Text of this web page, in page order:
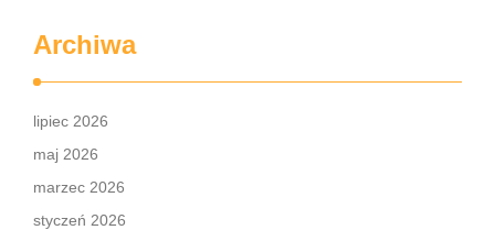
Archiwa
lipiec 2026
maj 2026
marzec 2026
styczeń 2026